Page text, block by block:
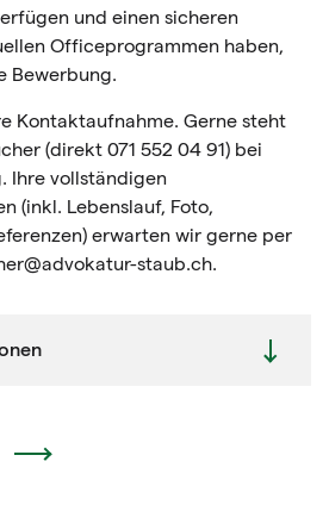
und einen sicheren
Officeprogrammen haben,
Bewerbung.
Kontaktaufnahme. Gerne steht
(direkt 071 552 04 91) bei
Ihre vollständigen
(inkl. Lebenslauf, Foto,
erwarten wir gerne per
staub.ch.